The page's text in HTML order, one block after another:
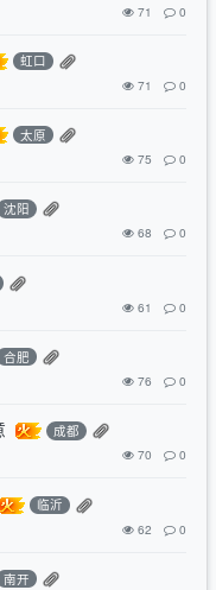
71 0
虹口
71 0
太原
75 0
沈阳
68 0
61 0
合肥
76 0
成都
70 0
临沂
62 0
南开